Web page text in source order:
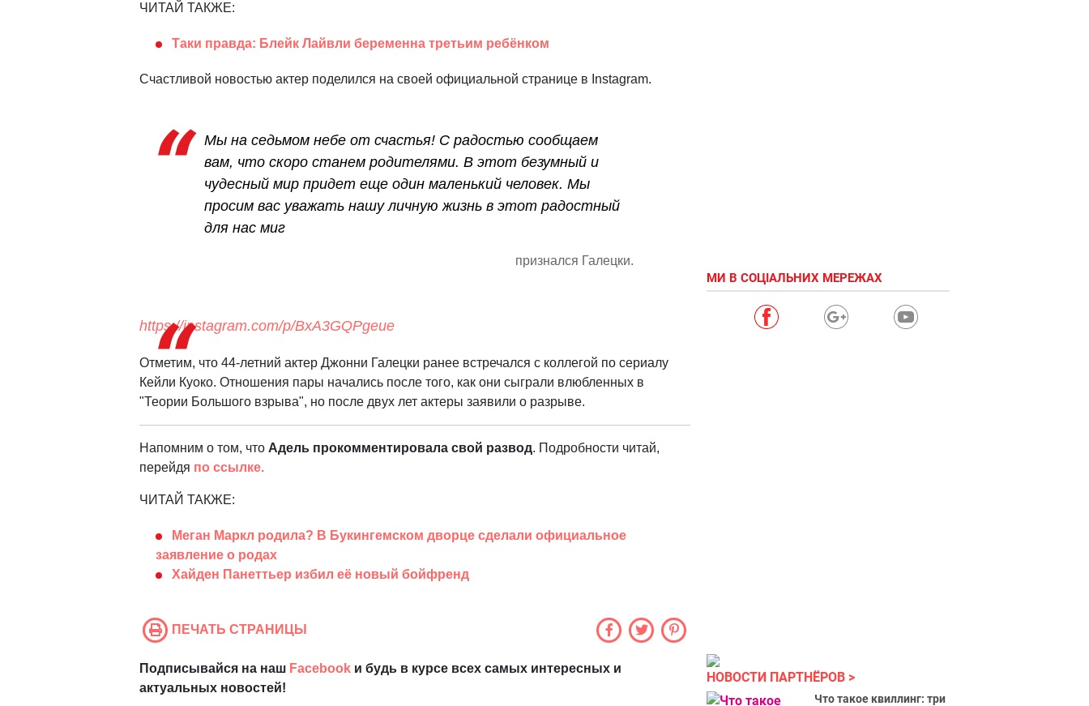
ЧИТАЙ ТАКЖЕ:
Таки правда: Блейк Лайвли беременна третьим ребёнком
Счастливой новостью актер поделился на своей официальной странице в Instagram.
Мы на седьмом небе от счастья! С радостью сообщаем
вам, что скоро станем родителями. В этот безумный и
чудесный мир придет еще один маленький человек. Мы
просим вас уважать нашу личную жизнь в этот радостный
для нас миг
признался Галецки.
https://instagram.com/p/BxA3GQPgeue
Отметим, что 44-летний актер Джонни Галецки ранее встречался с коллегой по сериалу
Кейли Куоко. Отношения пары начались после того, как они сыграли влюбленных в
"Теории Большого взрыва", но после двух лет актеры заявили о разрыве.
Напомним о том, что Адель прокомментировала свой развод. Подробности читай,
перейдя по ссылке.
ЧИТАЙ ТАКЖЕ:
Меган Маркл родила? В Букингемском дворце сделали официальное
заявление о родах
Хайден Панеттьер избил её новый бойфренд
ПЕЧАТЬ СТРАНИЦЫ
Подписывайся на наш Facebook и будь в курсе всех самых интересных и
актуальных новостей!
МИ В СОЦІАЛЬНИХ МЕРЕЖАХ
НОВОСТИ ПАРТНЁРОВ
Что такое квиллинг: три